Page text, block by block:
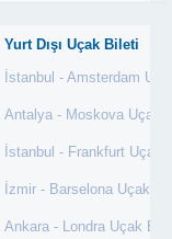
Yurt Dışı Uçak Bileti
İstanbul - Amsterdam
Antalya - Moskova Uçak
İstanbul - Frankfurt Uçak
İzmir - Barselona Uçak
Ankara - Londra Uçak